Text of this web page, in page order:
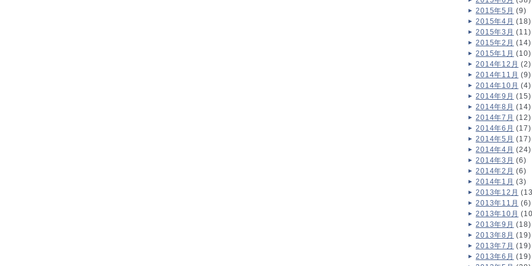
2015年5月 (9)
2015年4月 (18)
2015年3月 (11)
2015年2月 (14)
2015年1月 (10)
2014年12月 (2)
2014年11月 (9)
2014年10月 (4)
2014年9月 (15)
2014年8月 (14)
2014年7月 (12)
2014年6月 (17)
2014年5月 (17)
2014年4月 (24)
2014年3月 (6)
2014年2月 (6)
2014年1月 (3)
2013年12月
2013年11月 (6)
2013年10月
2013年9月 (18)
2013年8月 (19)
2013年7月 (19)
2013年6月 (19)